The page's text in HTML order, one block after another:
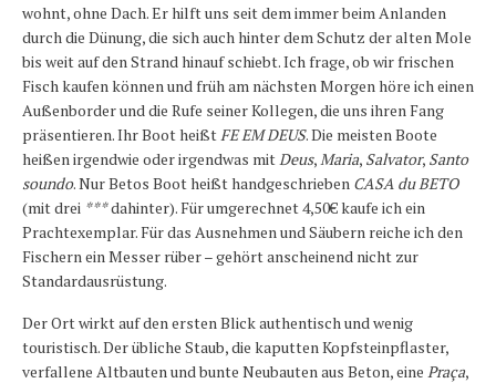
wohnt, ohne Dach. Er hilft uns seit dem immer beim Anlanden
durch die Dünung, die sich auch hinter dem Schutz der alten Mole
bis weit auf den Strand hinauf schiebt. Ich frage, ob wir frischen
Fisch kaufen können und früh am nächsten Morgen höre ich einen
Außenborder und die Rufe seiner Kollegen, die uns ihren Fang
präsentieren. Ihr Boot heißt FE EM DEUS. Die meisten Boote
heißen irgendwie oder irgendwas mit Deus, Maria, Salvator, Santo
soundo. Nur Betos Boot heißt handgeschrieben CASA du BETO
(mit drei ***dahinter). Für umgerechnet 4,50€ kaufe ich ein
Prachtexemplar. Für das Ausnehmen und Säubern reiche ich den
Fischern ein Messer rüber – gehört anscheinend nicht zur
Standardausrüstung.
Der Ort wirkt auf den ersten Blick authentisch und wenig
touristisch. Der übliche Staub, die kaputten Kopfsteinpflaster,
verfallene Altbauten und bunte Neubauten aus Beton, eine Praça,